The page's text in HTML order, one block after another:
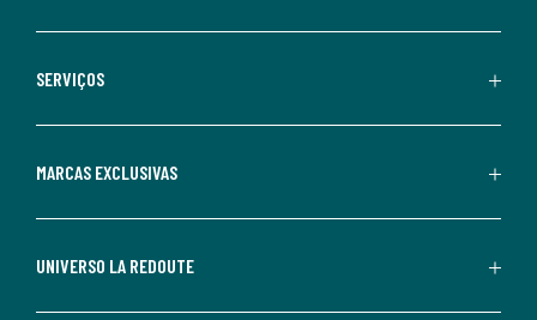
SERVIÇOS
MARCAS EXCLUSIVAS
UNIVERSO LA REDOUTE